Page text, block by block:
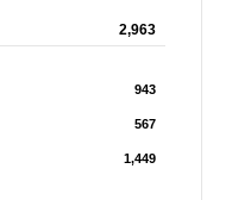
2,963
943
567
1,449